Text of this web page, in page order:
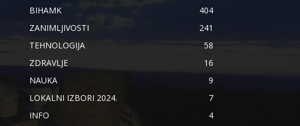
BIHAMK
404
ZANIMLJIVOSTI
241
TEHNOLOGIJA
58
ZDRAVLJE
16
NAUKA
9
LOKALNI IZBORI 2024.
7
INFO
4